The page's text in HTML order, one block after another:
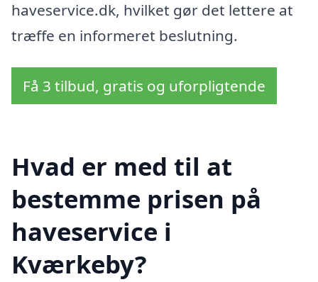
haveservice.dk, hvilket gør det lettere at
træffe en informeret beslutning.
Få 3 tilbud, gratis og uforpligtende
Hvad er med til at
bestemme prisen på
haveservice i
Kværkeby?